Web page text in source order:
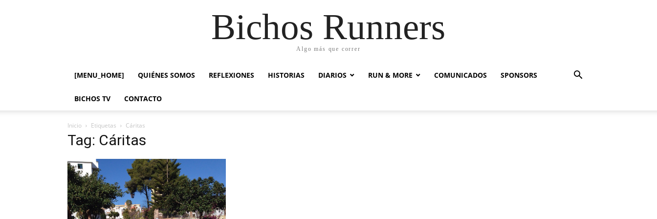
Bichos Runners
Algo más que correr
[MENU_HOME] QUIÉNES SOMOS REFLEXIONES HISTORIAS DIARIOS RUN & MORE COMUNICADOS SPONSORS
BICHOS TV CONTACTO
Inicio Etiquetas Cáritas
Tag: Cáritas